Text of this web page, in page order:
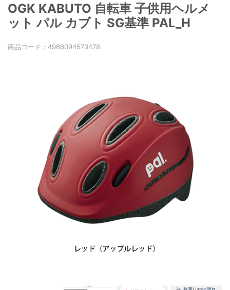
OGK KABUTO 自転車 子供用ヘルメ
ット パル カブト SG基準 PAL_H
商品コード： 4966094573478